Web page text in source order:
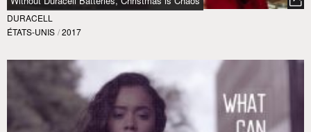
DURACELL
ÉTATS-UNIS / 2017